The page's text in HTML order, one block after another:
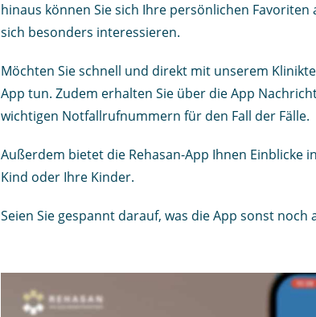
hinaus können Sie sich Ihre persönlichen
sich besonders interessieren.
Möchten Sie schnell und direkt mit unserem
App tun. Zudem erhalten Sie über die App
wichtigen Notfallrufnummern für den Fall der Fälle.
Außerdem bietet die Rehasan-App Ihnen Einblicke
Kind oder Ihre Kinder.
Seien Sie gespannt darauf, was die App sonst noch